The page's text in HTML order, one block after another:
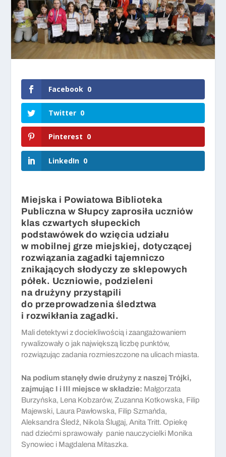
Facebook 0
Twitter 0
Pinterest 0
LinkedIn 0
Miejska i Powiatowa Biblioteka
Publiczna w Słupcy zaprosiła uczniów
klas czwartych słupeckich
podstawówek do wzięcia udziału
w mobilnej grze miejskiej, dotyczącej
rozwiązania zagadki tajemniczo
znikających słodyczy ze sklepowych
półek. Uczniowie, podzieleni
na drużyny przystąpili
do przeprowadzenia śledztwa
i rozwikłania zagadki.
Mali detektywi z dociekliwością i zaangażowaniem
rywalizowały o jak największą liczbę punktów,
rozwiązując zadania rozmieszczone na ulicach miasta.
Na podium stanęły dwie drużyny z naszej Trójki,
zajmując I i III miejsce w składzie: Małgorzata
Burzyńska, Lena Kobzarów, Zuzanna Kotkowska, Filip
Majewski, Laura Pawłowska, Filip Szmańda,
Aleksandra Śledź, Nikola Ślugaj, Anita Tritt. Opiekę
nad dziećmi sprawowały panie nauczycielki Monika
Synowiec i Magdalena Mitaszka.